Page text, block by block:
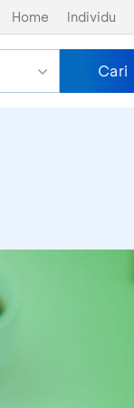
Home Individu
Cari